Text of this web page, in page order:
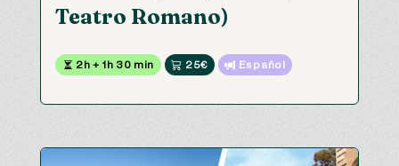
Teatro Romano)
2h + 1h 30 min 25€ Español